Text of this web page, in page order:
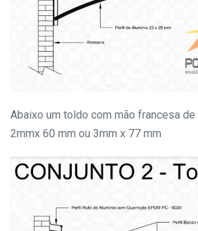
Abaixo um toldo com mão francesa de
2mmx 60 mm ou 3mm x 77 mm